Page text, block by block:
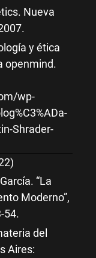
Nueva
y ética
openmind.
wp-
Shrader-
“La
Moderno”,
54.
del
Aires: